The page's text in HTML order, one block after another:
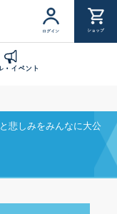
ログイン ショップ
・イベント
悲しみをみんなに大公